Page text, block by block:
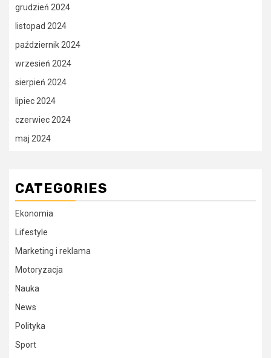
grudzień 2024
listopad 2024
październik 2024
wrzesień 2024
sierpień 2024
lipiec 2024
czerwiec 2024
maj 2024
CATEGORIES
Ekonomia
Lifestyle
Marketing i reklama
Motoryzacja
Nauka
News
Polityka
Sport